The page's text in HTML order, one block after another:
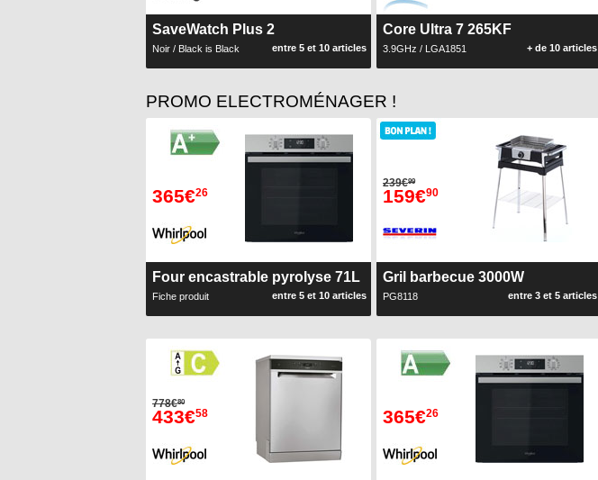
SaveWatch Plus 2
Noir / Black is Black entre 5 et 10 articles
Core Ultra 7 265KF
3.9GHz / LGA1851 + de 10 articles
PROMO ELECTROMÉNAGER !
365€26
Four encastrable pyrolyse 71L
Fiche produit entre 5 et 10 articles
239€99
159€90
Gril barbecue 3000W
PG8118 entre 3 et 5 articles
778€80
433€58 365€26